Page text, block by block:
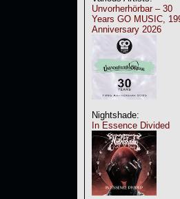
Unvorherhörbar – 30
Years GO MUSIC,
Anniversary 2026
Nightshade:
In Essence Divided